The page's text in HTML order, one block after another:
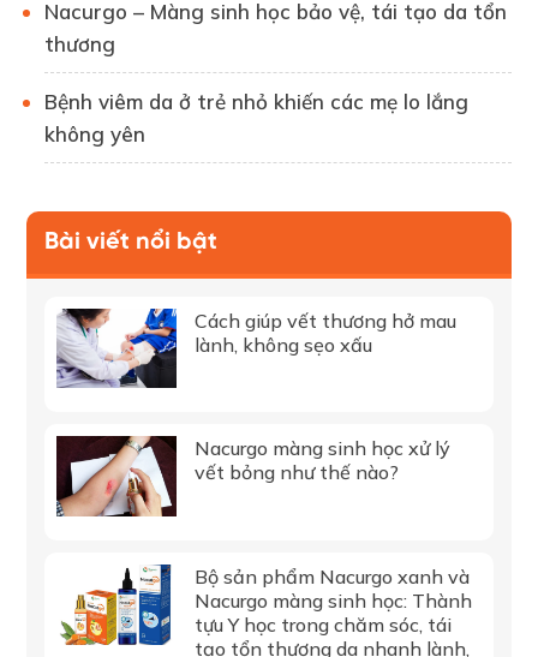
Nacurgo – Màng sinh học bảo vệ, tái tạo da tổn
thương
Bệnh viêm da ở trẻ nhỏ khiến các mẹ lo lắng
không yên
Bài viết nổi bật
Cách giúp vết thương hở mau
lành, không sẹo xấu
Nacurgo màng sinh học xử lý
vết bỏng như thế nào?
Bộ sản phẩm Nacurgo xanh và
Nacurgo màng sinh học: Thành
tựu Y học trong chăm sóc, tái
tạo tổn thương da nhanh lành,